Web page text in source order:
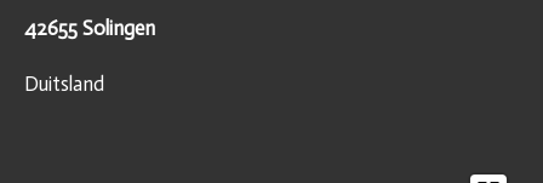
42655 Solingen
Duitsland